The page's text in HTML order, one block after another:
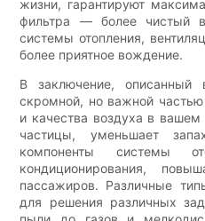
жизни, гарантируют
фильтра — более чистый
системы отопления,
более приятное вождение.
В заключение, описанный
скромной, но важной частью
и качества воздуха в
частицы, уменьшает
компоненты системы
кондиционирования,
пассажиров. Различные
для решения различных